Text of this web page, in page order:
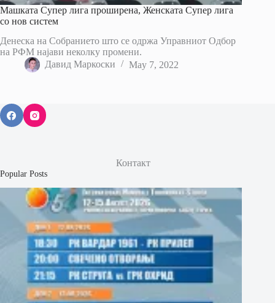
Машката Супер лига проширена, Женската Супер лига
со нов систем
Денеска на Собранието што се одржа Управниот Одбор
на РФМ најави неколку промени.
Давид Маркоски
May 7, 2022
Контакт
Popular Posts